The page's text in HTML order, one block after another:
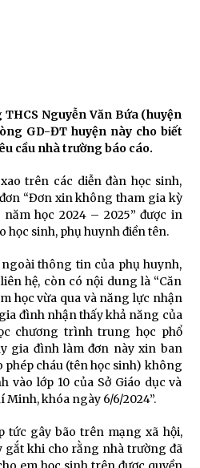
Nguyễn Văn Bứa (huyện
GD-ĐT huyện này cho biết
cầu nhà trường báo cáo.
trên các diễn đàn học sinh,
“Đơn xin không tham gia kỳ
học 2024 – 2025” được in
học sinh, phụ huynh điền tên.
thông tin của phụ huynh,
hệ, còn có nội dung là “Căn
học vừa qua và năng lực nhận
đình nhận thấy khả năng của
chương trình trung học phổ
gia đình làm đơn này xin ban
phép cháu (tên học sinh) không
vào lớp 10 của Sở Giáo dục và
Minh, khóa ngày 6/6/2024”.
tức gây bão trên mạng xã hội,
gắt khi cho rằng nhà trường đã